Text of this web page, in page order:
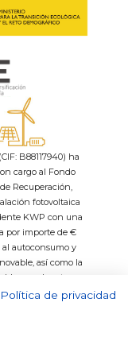
B88117940) ha
cargo al Fondo
Recuperación,
fotovoltaica
KWP con una
por importe de €
autoconsumo y
así como la
en el sector
y el Reto
Política de privacidad